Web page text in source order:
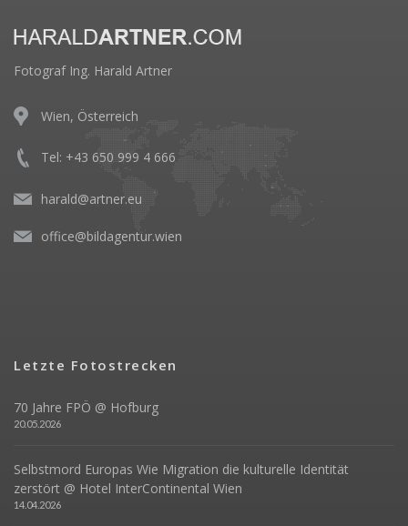
Fotograf Ing. Harald Artner
Wien, Österreich
Tel: +43 650 999 4 666
harald@artner.eu
office@bildagentur.wien
Letzte Fotostrecken
70 Jahre FPÖ @ Hofburg
20.05.2026
Selbstmord Europas Wie Migration die kulturelle Identität
zerstört @ Hotel InterContinental Wien
14.04.2026